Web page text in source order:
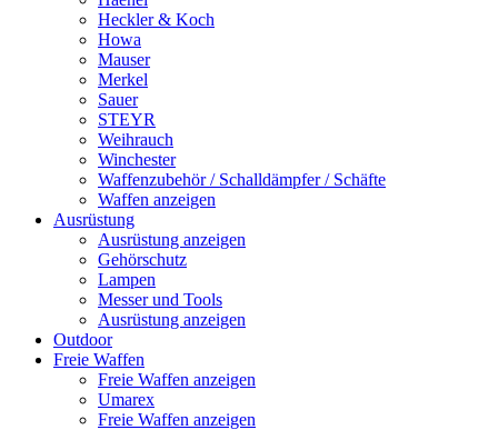
Heckler & Koch
Howa
Mauser
Merkel
Sauer
STEYR
Weihrauch
Winchester
Waffenzubehör / Schalldämpfer / Schäfte
Waffen anzeigen
Ausrüstung
Ausrüstung anzeigen
Gehörschutz
Lampen
Messer und Tools
Ausrüstung anzeigen
Outdoor
Freie Waffen
Freie Waffen anzeigen
Umarex
Freie Waffen anzeigen